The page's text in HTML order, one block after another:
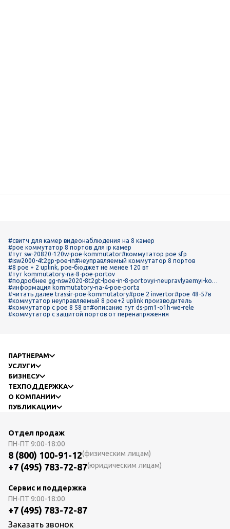
#свитч для камер видеонаблюдения на 8 камер
#poe коммутатор 8 портов для ip камер
#тут sw-20820-120w-poe-kommutator#коммутатор poe sfp
#isw2000-4t2gp-poe-in#неуправляемый коммутатор 8 портов
#8 poe + 2 uplink, poe-бюджет не менее 120 вт
#тут kommutatory-na-8-poe-portov
#подробнее gg-nsw2020-8t2gt-lpoe-in-8-portovyi-neupravlyaemyi-kom
mutator-s-podderzhkoi-tekhnologii-power-over-ethernet-poe
#информация kommutatory-na-4-poe-porta
#читать далее trassir-poe-kommutatory#poe 2 invertor#poe 48-57в
#коммутатор неуправляемый 8 poe+2 uplink производитель
#коммутатор с poe 8 58 вт#описание тут ds-pm1-o1h-we-rele
#коммутатор с защитой портов от перенапряжения
ПАРТНЕРАМ
УСЛУГИ
БИЗНЕСУ
ТЕХПОДДЕРЖКА
О КОМПАНИИ
ПУБЛИКАЦИИ
Отдел продаж
ПН-ПТ 9:00-18:00
8 (800) 100-91-12(физическим лицам)
+7 (495) 783-72-87(юридическим лицам)
Сервис и поддержка
ПН-ПТ 9:00-18:00
+7 (495) 783-72-87
Заказать звонок